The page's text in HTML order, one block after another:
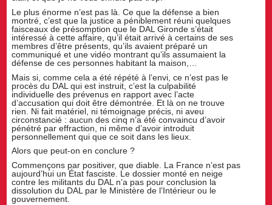
Le plus énorme n’est pas là. Ce que la défense a bien
montré, c’est que la justice a péniblement réuni quelques
faisceaux de présomption que le DAL Gironde s’était
intéressé à cette affaire, qu’il était arrivé à certains de ses
membres d’être présents, qu’ils avaient préparé un
communiqué et une vidéo montrant qu’ils assumaient la
défense de ces personnes habitant la maison,…
Mais si, comme cela a été répété à l’envi, ce n’est pas le
procès du DAL qui est instruit, c’est la culpabilité
individuelle des prévenus en rapport avec l’acte
d’accusation qui doit être démontrée. Et là on ne trouve
rien. Ni fait matériel, ni témoignage précis, ni aveu
circonstancié : aucun des cinq n’a été convaincu d’avoir
pénétré par effraction, ni même d’avoir introduit
personnellement qui que ce soit dans les lieux.
Alors que peut-on en conclure ?
Commençons par positiver, que diable. La France n’est pas
aujourd’hui un État fasciste. Le dossier monté en neige
contre les militants du DAL n’a pas pour conclusion la
dissolution du DAL par le Ministère de l’Intérieur ou le
gouvernement.